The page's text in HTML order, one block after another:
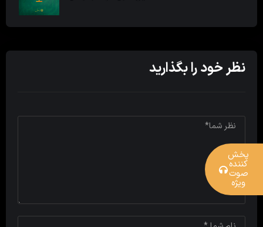
نظر خود را بگذارید
پخش
کننده
صوت
ویژه